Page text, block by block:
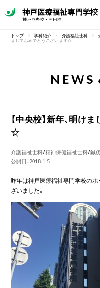
トップ 学科紹介 介護福祉士科
ましておめでとうございます☆
NEWS
【中央校】新年、明け
☆
介護福祉士科/精神保健福祉士科/鍼
公開日：2018.1.5
昨年は神戸医療福祉専門学校の
ざいました。